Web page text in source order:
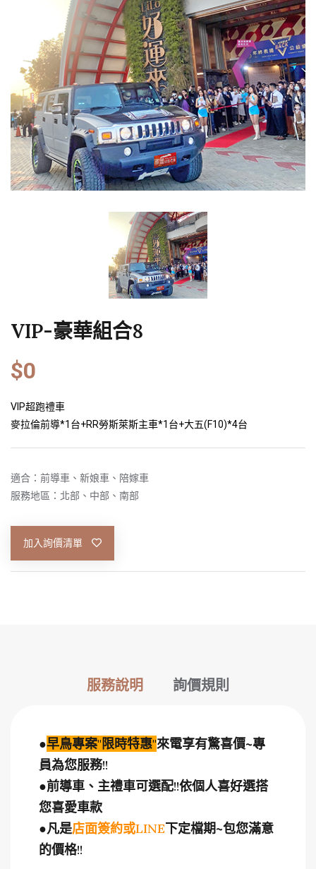
VIP-豪華組合8
$0
VIP超跑禮車
麥拉倫前導*1台+RR勞斯萊斯主車*1台+大五(F10)*4台
適合：前導車、新娘車、陪嫁車
服務地區：北部、中部、南部
加入詢價清單
服務說明 詢價規則
●早鳥專案"限時特惠"來電享有驚喜價~專
員為您服務!!
●前導車、主禮車可選配!!依個人喜好選搭
您喜愛車款
●凡是店面簽約或LINE下定檔期~包您滿意
的價格!!